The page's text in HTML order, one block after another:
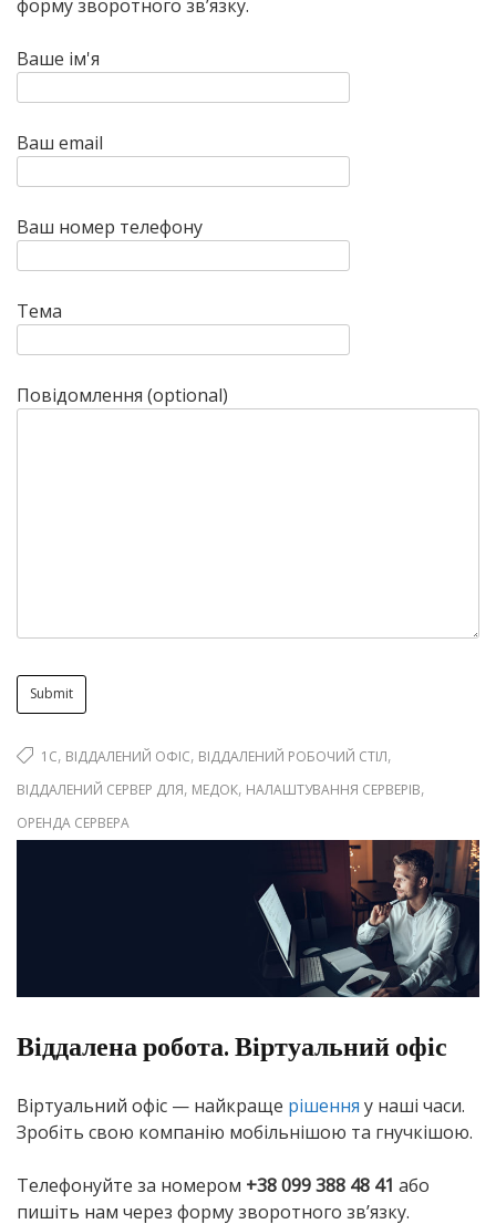
форму зворотного зв’язку.
Ваше ім'я
Ваш email
Ваш номер телефону
Тема
Повідомлення (optional)
1С, ВІДДАЛЕНИЙ ОФІС, ВІДДАЛЕНИЙ РОБОЧИЙ СТІЛ,
ВІДДАЛЕНИЙ СЕРВЕР ДЛЯ, МЕДОК, НАЛАШТУВАННЯ СЕРВЕРІВ,
ОРЕНДА СЕРВЕРА
Віддалена робота. Віртуальний офіс
Віртуальний офіс — найкраще рішення у наші часи.
Зробіть свою компанію мобільнішою та гнучкішою.
Телефонуйте за номером +38 099 388 48 41 або
пишіть нам через форму зворотного зв’язку.